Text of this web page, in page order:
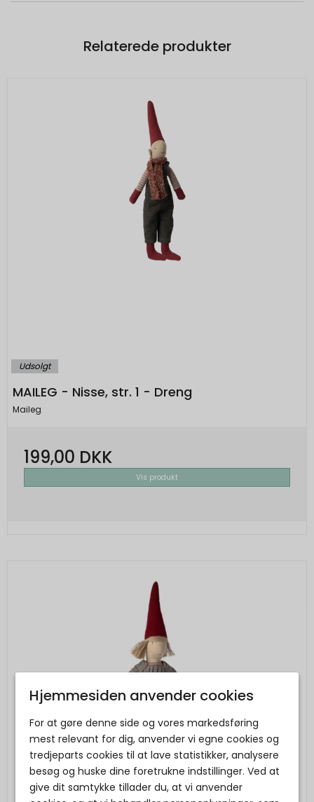
Relaterede produkter
Udsolgt
MAILEG - Nisse, str. 1 - Dreng
Maileg
199,00 DKK
Vis produkt
Hjemmesiden anvender cookies
For at gøre denne side og vores markedsføring
mest relevant for dig, anvender vi egne cookies og
tredjeparts cookies til at lave statistikker, analysere
besøg og huske dine foretrukne indstillinger. Ved at
give dit samtykke tillader du, at vi anvender